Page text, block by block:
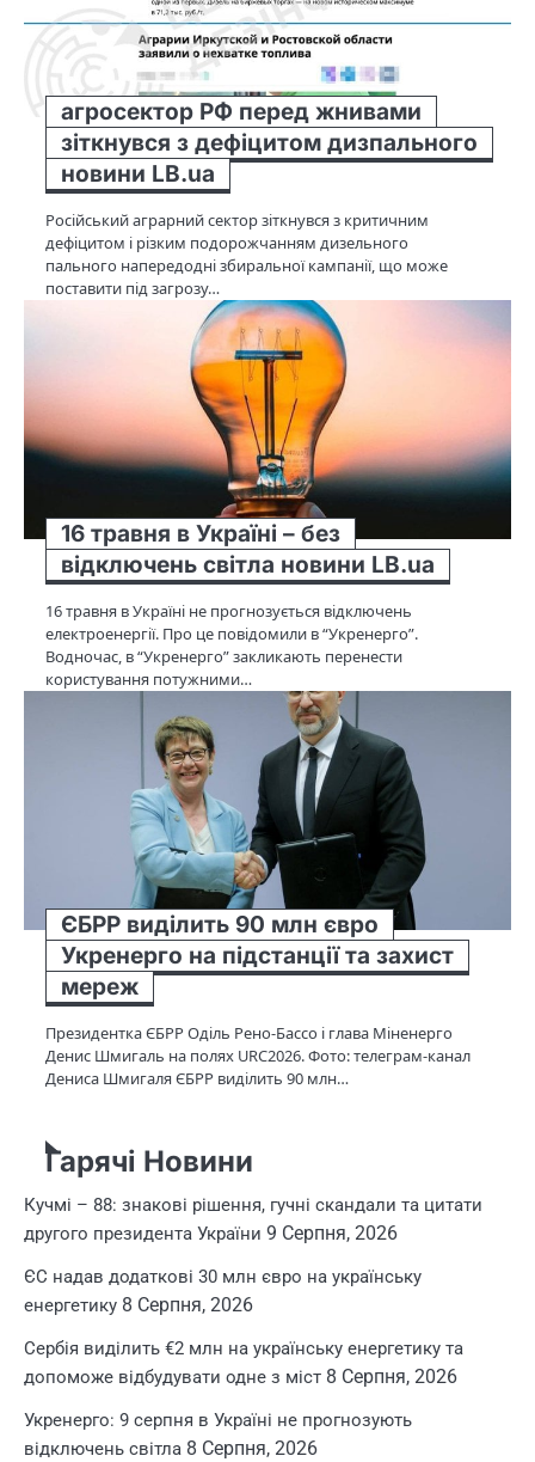
агросектор РФ перед жнивами
зіткнувся з дефіцитом дизпального
новини LB.ua
Російський аграрний сектор зіткнувся з критичним
дефіцитом і різким подорожчанням дизельного
пального напередодні збиральної кампанії, що може
поставити під загрозу…
16 травня в Україні – без
відключень світла новини LB.ua
16 травня в Україні не прогнозується відключень
електроенергії. Про це повідомили в “Укренерго”.
Водночас, в “Укренерго” закликають перенести
користування потужними…
ЄБРР виділить 90 млн євро
Укренерго на підстанції та захист
мереж
Президентка ЄБРР Оділь Рено-Бассо і глава Міненерго
Денис Шмигаль на полях URC2026. Фото: телеграм-канал
Дениса Шмигаля ЄБРР виділить 90 млн…
Гарячі Новини
Кучмі – 88: знакові рішення, гучні скандали та цитати
другого президента України 9 Серпня, 2026
ЄС надав додаткові 30 млн євро на українську
енергетику 8 Серпня, 2026
Сербія виділить €2 млн на українську енергетику та
допоможе відбудувати одне з міст 8 Серпня, 2026
Укренерго: 9 серпня в Україні не прогнозують
відключень світла 8 Серпня, 2026